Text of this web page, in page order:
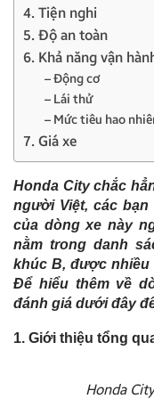
4. Tiện nghi
5. Độ an toàn
6. Khả năng vận
– Động cơ
– Lái thử
– Mức tiêu hao
7. Giá xe
Honda City chắc
người Việt, các
của dòng xe này
nằm trong danh
khúc B, được nhiều
Để hiểu thêm về
đánh giá dưới đây
1. Giới thiệu tổng
Honda